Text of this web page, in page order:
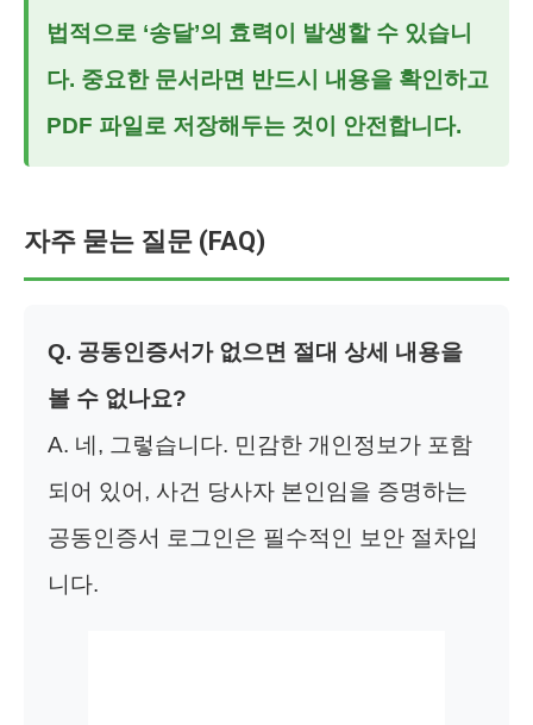
법적으로 ‘송달’의 효력이 발생할 수 있습니
다. 중요한 문서라면 반드시 내용을 확인하고
PDF 파일로 저장해두는 것이 안전합니다.
자주 묻는 질문 (FAQ)
Q. 공동인증서가 없으면 절대 상세 내용을
볼 수 없나요?
A. 네, 그렇습니다. 민감한 개인정보가 포함
되어 있어, 사건 당사자 본인임을 증명하는
공동인증서 로그인은 필수적인 보안 절차입
니다.